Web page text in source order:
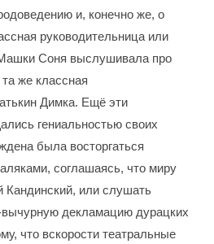
и, конечно же, о
руководительница или
Соня выслушивала про
же классная
Димка. Ещё эти
гениальностью своих
была восторгаться
соглашаясь, что миру
Кандинский, или слушать
декламацию дурацких
что вскорости театральные